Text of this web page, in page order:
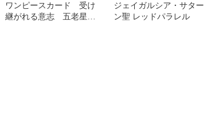
ワンピースカード 受け
継がれる意志 五老星
ジェイガルシア・サター
ン聖 レッドパラレル